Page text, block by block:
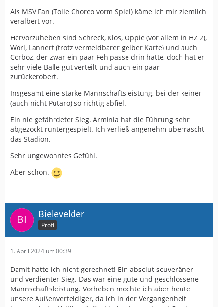
Als MSV Fan (Tolle Choreo vorm Spiel) käme ich mir ziemlich
veralbert vor.
Hervorzuheben sind Schreck, Klos, Oppie (vor allem in HZ 2),
Wörl, Lannert (trotz vermeidbarer gelber Karte) und auch
Corboz, der zwar ein paar Fehlpässe drin hatte, doch hat er
sehr viele Bälle gut verteilt und auch ein paar
zurückerobert.
Insgesamt eine starke Mannschaftsleistung, bei der keiner
(auch nicht Putaro) so richtig abfiel.
Ein nie gefährdeter Sieg. Arminia hat die Führung sehr
abgezockt runtergespielt. Ich verließ angenehm überrascht
das Stadion.
Sehr ungewohntes Gefühl.
Aber schön.
Bielevelder
Profi
1. April 2024 um 00:39
Damit hatte ich nicht gerechnet! Ein absolut souveräner
und verdienter Sieg. Das war eine gute und geschlossene
Mannschaftsleistung. Vorheben möchte ich aber heute
unsere Außenverteidiger, da ich in der Vergangenheit